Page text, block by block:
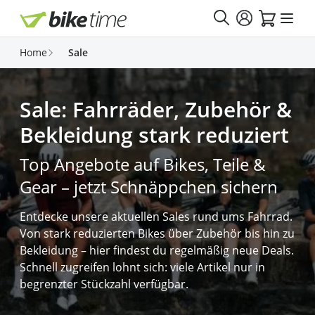
Direkt zum Inhalt
Home Sale
Sale: Fahrräder, Zubehör &
Bekleidung stark reduziert
Top Angebote auf Bikes, Teile &
Gear – jetzt Schnäppchen sichern
Entdecke unsere aktuellen Sales rund ums Fahrrad.
Von stark reduzierten Bikes über Zubehör bis hin zu
Bekleidung – hier findest du regelmäßig neue Deals.
Schnell zugreifen lohnt sich: viele Artikel nur in
begrenzter Stückzahl verfügbar.